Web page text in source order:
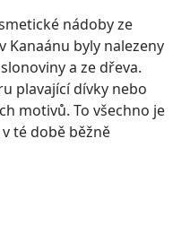
nádoby ze
Kanaánu byly nalezeny
a ze dřeva.
plavající dívky nebo
motivů. To všechno je
té době běžně